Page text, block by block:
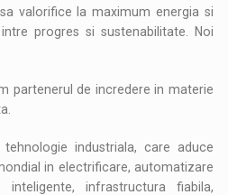
valorifice la maximum energia si
progres si sustenabilitate. Noi
partenerul de incredere in materie
industriala, care aduce
in electrificare, automatizare
inteligente, infrastructura fiabila,